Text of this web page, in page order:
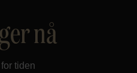
nå
tiden